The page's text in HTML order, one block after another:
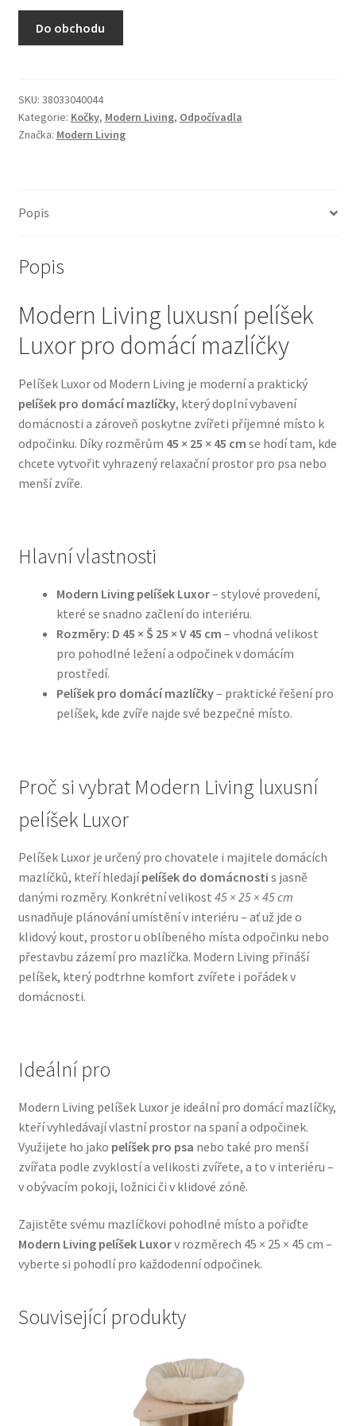
N&D Farmina pro kočky — Italské holistic krmivo
Pamlsky pro kočky
Purizon pro kočky
Veterinární dieta pro kočky
Vše pro psy — Krmivo, doplňky, vybavení
Boudy a výběhy
Bozita pro psy — Švédské krmivo s nordickou kvalitou
Brit pro psy
Granule pro psy
Hill’s pro psy
Hračky pro psy
Konzervy a kapsičky pro psy
Oblečky pro psy
Pelíšky pro psy
Ortopedické pelíšky
Přepravky pro psy
Purizon pro psy — Vysoký obsah masa, bez obilovin
Vodítka a obojky
Wolf of Wilderness
Do obchodu
SKU: 38033040044
Kategorie: Kočky, Modern Living, Odpočívadla
Značka: Modern Living
Popis
Popis
Modern Living luxusní pelíšek
Luxor pro domácí mazlíčky
Pelíšek Luxor od Modern Living je moderní a praktický
pelíšek pro domácí mazlíčky, který doplní vybavení
domácnosti a zároveň poskytne zvířeti příjemné místo k
odpočinku. Díky rozměrům 45 × 25 × 45 cm se hodí tam, kde
chcete vytvořit vyhrazený relaxační prostor pro psa nebo
menší zvíře.
Hlavní vlastnosti
Modern Living pelíšek Luxor– stylové provedení,
které se snadno začlení do interiéru.
Rozměry: D 45 × Š 25 × V 45 cm – vhodná velikost
pro pohodlné ležení a odpočinek v domácím
prostředí.
Pelíšek pro domácí mazlíčky– praktické řešení pro
pelíšek, kde zvíře najde své bezpečné místo.
Proč si vybrat Modern Living luxusní
pelíšek Luxor
Pelíšek Luxor je určený pro chovatele i majitele domácích
mazlíčků, kteří hledajípelíšek do domácnosti s jasně
danými rozměry. Konkrétní velikost 45 × 25 × 45 cm
usnadňuje plánování umístění v interiéru – ať už jde o
klidový kout, prostor u oblíbeného místa odpočinku nebo
přestavbu zázemí pro mazlíčka. Modern Living přináší
pelíšek, který podtrhne komfort zvířete i pořádek v
domácnosti.
Ideální pro
Modern Living pelíšek Luxor je ideální pro domácí mazlíčky,
kteří vyhledávají vlastní prostor na spaní a odpočinek.
Využijete ho jako pelíšek pro psa nebo také pro menší
zvířata podle zvyklostí a velikosti zvířete, a to v interiéru –
v obývacím pokoji, ložnici či v klidové zóně.
Zajistěte svému mazlíčkovi pohodlné místo a pořiďte
Modern Living pelíšek Luxorv rozměrech 45 × 25 × 45 cm –
vyberte si pohodlí pro každodenní odpočinek.
Související produkty